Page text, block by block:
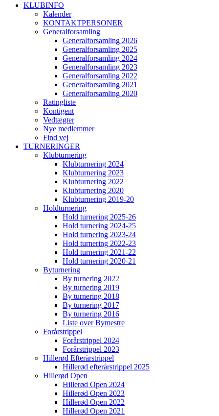
KLUBINFO
Kalender
KONTAKTPERSONER
Generalforsamling
Generalforsamling 2026
Generalforsamling 2025
Generalforsamling 2024
Generalforsamling 2023
Generalforsamling 2022
Generalforsamling 2021
Generalforsamling 2020
Ratingliste
Kontigent
Vedtægter
Nye medlemmer
Find vej
TURNERINGER
Klubturnering
Klubturnering 2024
Klubturnering 2023
Klubturnering 2022
Klubturnering 2020
Klubturnering 2019-20
Holdturnering
Hold turnering 2025-26
Hold turnering 2024-25
Hold turnering 2023-24
Hold turnering 2022-23
Hold turnering 2021-22
Hold turnering 2020-21
Byturnering
By turnering 2022
By turnering 2019
By turnering 2018
By turnering 2017
By turnering 2016
Liste over Bymestre
Forårstrippel
Forårstrippel 2024
Forårstrippel 2023
Hillerød Efterårstrippel
Hillerød efterårstrippel 2025
Hillerød Open
Hillerød Open 2024
Hillerød Open 2023
Hillerød Open 2022
Hillerød Open 2021